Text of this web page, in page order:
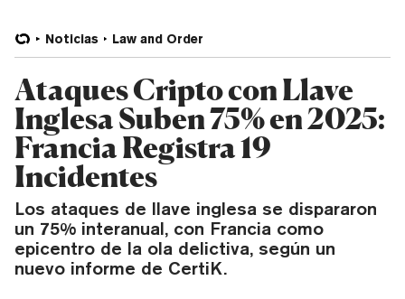
Noticias Law and Order
Ataques Cripto con Llave
Inglesa Suben 75% en 2025:
Francia Registra 19
Incidentes
Los ataques de llave inglesa se dispararon
un 75% interanual, con Francia como
epicentro de la ola delictiva, según un
nuevo informe de CertiK.